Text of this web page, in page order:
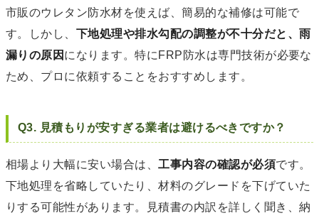
市販のウレタン防水材を使えば、簡易的な補修は可能で
す。しかし、 下地処理や排水勾配の調整が不十分だと、雨
漏りの原因 になります。特にFRP防水は専門技術が必要な
ため、プロに依頼することをおすすめします。
Q3. 見積もりが安すぎる業者は避けるべきですか？
相場より大幅に安い場合は、工事内容の確認が必須です。
下地処理を省略していたり、材料のグレードを下げていた
りする可能性があります。見積書の内訳を詳しく聞き、納